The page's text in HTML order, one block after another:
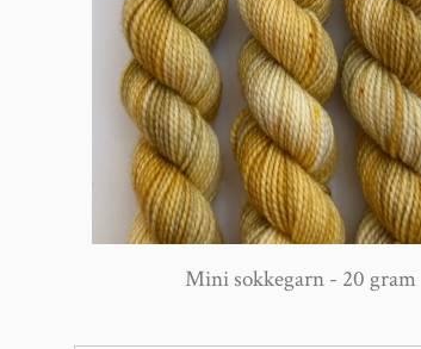
Mini sokkegarn - 20 gram